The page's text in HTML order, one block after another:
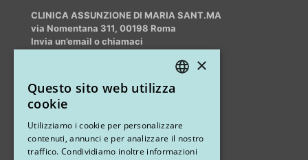
CLINICA ASSUNZIONE DI MARIA SANT.MA
via Nomentana 311, 00198 Roma
Invia un’email o chiamaci
Altri studi
STUDIO MARIANETTI MED
×
Questo sito web utilizza
cookie
Utilizziamo i cookie per personalizzare
contenuti, annunci e per analizzare il nostro
traffico. Condividiamo inoltre informazioni